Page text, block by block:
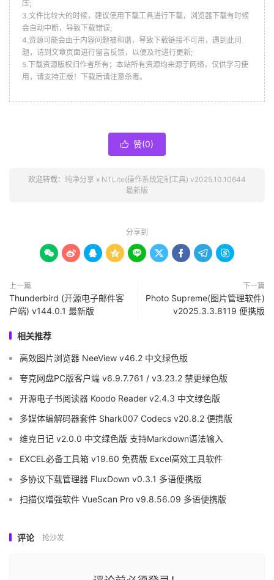
压;
3.文件比较大的时候，建议使用下载工具进行下载，浏览器下载有时候
会自动中断，导致下载错误;
4.资源可能会由于内容问题被和谐，导致下载链接不可用，遇到此问
题，请到文章页面进行留言反馈，以便及时进行更新;
5.下载资源版权归作者所有；本站所有资源均来源于网络，仅供学习使
用，请支持正版！下载后请注意杀毒。
 赞(0)
欢迎转载： 纯净分享 » NTLite(操作系统定制工具) v2025.10.10644
最新版
分享到
        
上一篇
Thunderbird (开源电子邮件客
户端) v144.0.1 最新版
下一篇
Photo Supreme(图片管理软件)
v2025.3.3.8119 便携版
相关推荐
高效图片浏览器 NeeView v46.2 中文绿色版
夸克网盘PC版客户端 v6.9.7.761 / v3.23.2 禁更绿色版
开源电子书阅读器 Koodo Reader v2.4.3 中文绿色版
多媒体编解码器套件 Shark007 Codecs v20.8.2 便携版
维克日记 v2.0.0 中文绿色版 支持Markdown语法输入
EXCEL必备工具箱 v19.60 免费版 Excel高效工具软件
多协议下载管理器 FluxDown v0.3.1 多语便携版
扫描仪增强软件 VueScan Pro v9.8.56.09 多语便携版
评论 抢沙发